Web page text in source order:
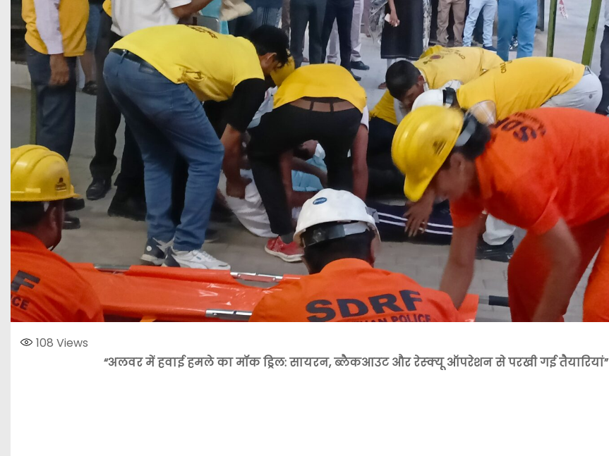
108 Views
“अलवर में हवाई हमले का मॉक ड्रिल: सायरन, ब्लैकआउट और रेस्क्यू ऑपरेशन से परखी गई तैयारियां”